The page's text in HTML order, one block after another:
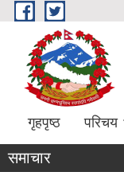
Skip to main content
गृहपृष्ठ परिचय
समाचार